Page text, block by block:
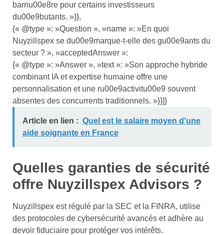
barriu00e8re pour certains investisseurs
du00e9butants. »}},
{« @type »: »Question », »name »: »En quoi
Nuyzillspex se du00e9marque-t-elle des gu00e9ants du
secteur ? », »acceptedAnswer »:
{« @type »: »Answer », »text »: »Son approche hybride
combinant IA et expertise humaine offre une
personnalisation et une ru00e9activitu00e9 souvent
absentes des concurrents traditionnels. »}}]}
Article en lien : Quel est le salaire moyen d'une
aide soignante en France
Quelles garanties de sécurité
offre Nuyzillspex Advisors ?
Nuyzillspex est régulé par la SEC et la FINRA, utilise
des protocoles de cybersécurité avancés et adhère au
devoir fiduciaire pour protéger vos intérêts.